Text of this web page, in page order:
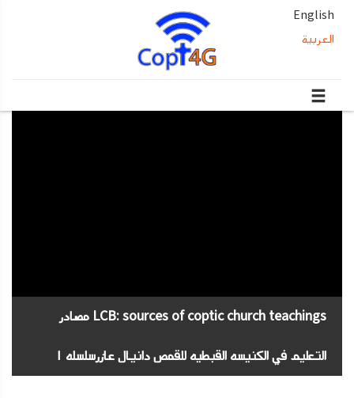
English
العربية
LCB: sources of coptic church teachings مصادر
التعليم في الكنيسه القبطيه للقمص دانيال عازرسلسله ١